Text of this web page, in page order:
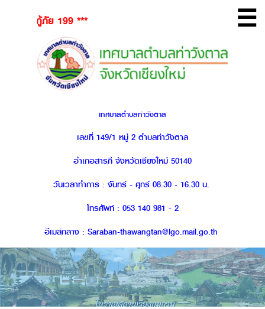
ภัย 199 *** ☰
เทศบาลตำบลท่าวังตาล
เลขที่ 149/1 หมู่ 2 ตำบลท่าวังตาล
อำเภอสารภี จังหวัดเชียงใหม่ 50140
วันเวลาทำการ : จันทร์ - ศุกร์ 08.30 - 16.30 น.
โทรศัพท์ : 053 140 981 - 2
อีเมล์กลาง : Saraban-thawangtan@lgo.mail.go.th